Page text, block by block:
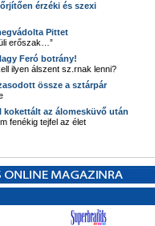
érzéki és szexi
Pittet
erőszak…”
Feró botrány!
ilyen álszent sz.rnak lenni?
össze a sztárpár
kokettált az álomesküvő után
fenékig tejfel az élet